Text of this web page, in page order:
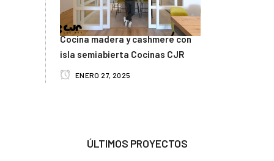
Cocina madera y cashmere con
isla semiabierta Cocinas CJR
ENERO 27, 2025
ÚLTIMOS PROYECTOS